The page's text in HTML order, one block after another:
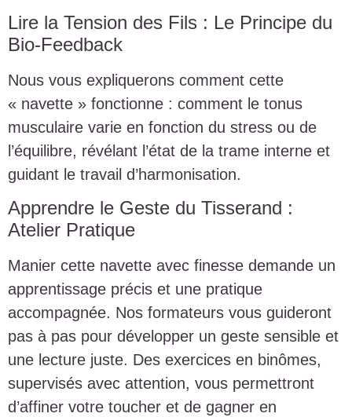
Lire la Tension des Fils : Le Principe du
Bio-Feedback
Nous vous expliquerons comment cette
« navette » fonctionne : comment le tonus
musculaire varie en fonction du stress ou de
l’équilibre, révélant l’état de la trame interne et
guidant le travail d’harmonisation.
Apprendre le Geste du Tisserand :
Atelier Pratique
Manier cette navette avec finesse demande un
apprentissage précis et une pratique
accompagnée. Nos formateurs vous guideront
pas à pas pour développer un geste sensible et
une lecture juste. Des exercices en binômes,
supervisés avec attention, vous permettront
d’affiner votre toucher et de gagner en